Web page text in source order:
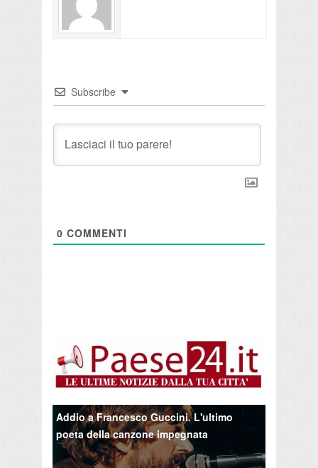
Subscribe
0 COMMENTI
Addio a Francesco Guccini. L'ultimo
poeta della canzone impegnata